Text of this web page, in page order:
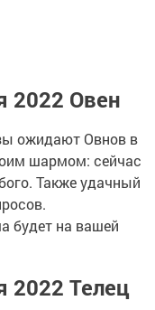
2022 Овен
ожидают Овнов в
шармом: сейчас
Также удачный
будет на вашей
2022 Телец